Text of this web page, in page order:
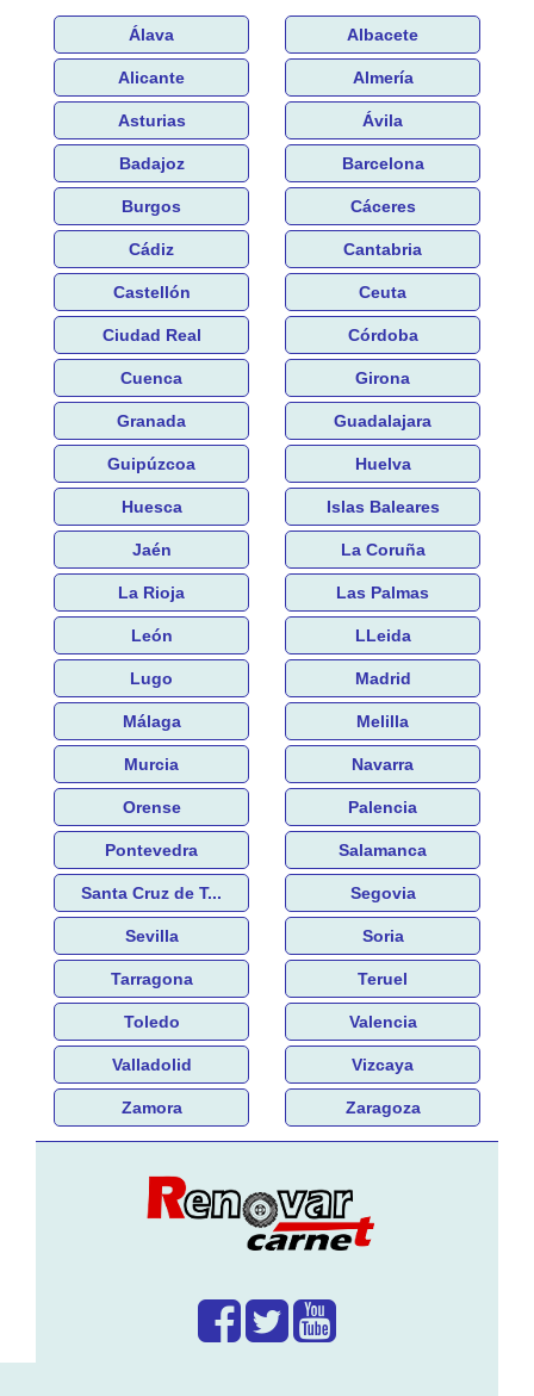
Álava Albacete
Alicante Almería
Asturias Ávila
Badajoz Barcelona
Burgos Cáceres
Cádiz Cantabria
Castellón Ceuta
Ciudad Real Córdoba
Cuenca Girona
Granada Guadalajara
Guipúzcoa Huelva
Huesca Islas Baleares
Jaén La Coruña
La Rioja Las Palmas
León LLeida
Lugo Madrid
Málaga Melilla
Murcia Navarra
Orense Palencia
Pontevedra Salamanca
Santa Cruz de T... Segovia
Sevilla Soria
Tarragona Teruel
Toledo Valencia
Valladolid Vizcaya
Zamora Zaragoza